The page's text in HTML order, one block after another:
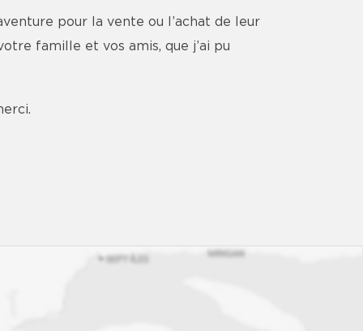
pour la vente ou l’achat de leur
famille et vos amis, que j’ai pu